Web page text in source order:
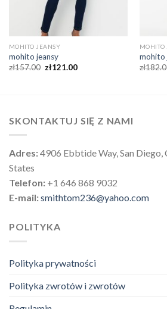
MOHITO JEANSY
mohito jeansy
zł157.00 zł121.00
MOHITO
mohito
zł
SKONTAKTUJ SIĘ Z NAMI
Adres:4906 Ebbtide Way, San
States
Telefon: +1 646 868 9032
E-mail:smithtom236@yahoo.com
POLITYKA
Polityka prywatności
Polityka zwrotów i zwrotów